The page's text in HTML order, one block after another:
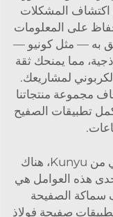
اكتشاف المشكلات
على المعلومات
تثق به — مثل كونيو —
مما يمنحك ثقة
لمشاريعك.
مجموعة منتجاتنا
تطبيقات الصفيح
عند اختيار سماكة صفيحة فولاذ كربوني من Kunyu، هناك
هذه العوامل هي
سماكة الصفيحة
صفيحة فولاذ